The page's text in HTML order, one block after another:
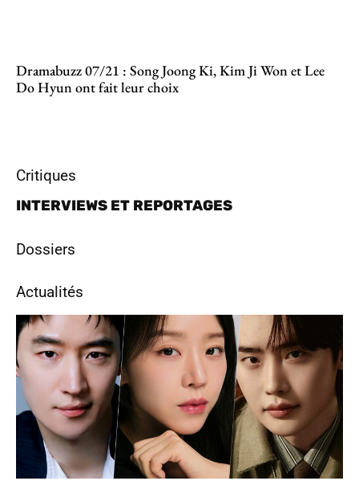
Dramabuzz 07/21 : Song Joong Ki, Kim Ji Won et Lee
Do Hyun ont fait leur choix
Critiques
INTERVIEWS ET REPORTAGES
Dossiers
Actualités